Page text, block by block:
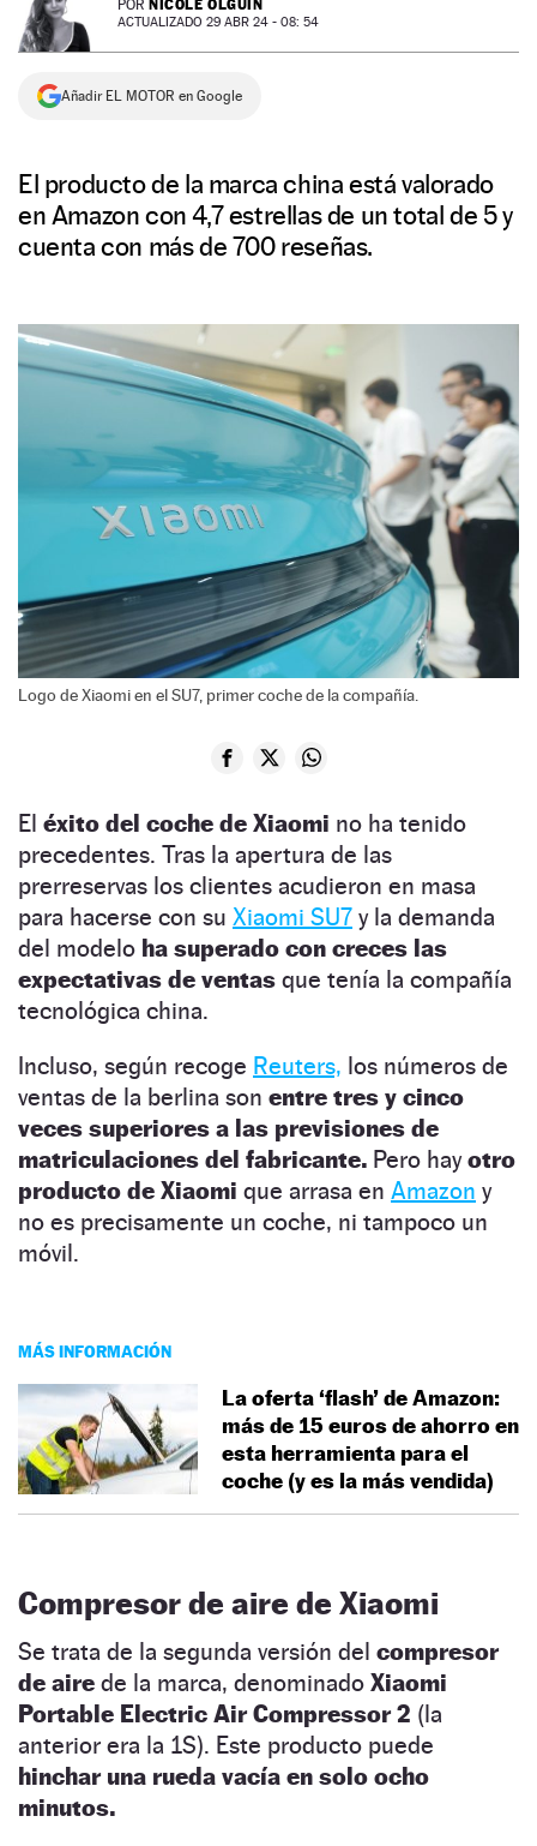
NEWSLETTER
SÍGUENOS
POR NICOLE OLGUÍN
ACTUALIZADO 29 ABR 24 - 08: 54
Añadir EL MOTOR en Google
El producto de la marca china está valorado
en Amazon con 4,7 estrellas de un total de 5 y
cuenta con más de 700 reseñas.
Logo de Xiaomi en el SU7, primer coche de la compañía.
El éxito del coche de Xiaomi no ha tenido
precedentes. Tras la apertura de las
prerreservas los clientes acudieron en masa
para hacerse con su Xiaomi SU7 y la demanda
del modelo ha superado con creces las
expectativas de ventas que tenía la compañía
tecnológica china.
Incluso, según recoge Reuters, los números de
ventas de la berlina son entre tres y cinco
veces superiores a las previsiones de
matriculaciones del fabricante. Pero hayotro
producto de Xiaomi que arrasa en Amazon y
no es precisamente un coche, ni tampoco un
móvil.
MÁS INFORMACIÓN
La oferta ‘flash’ de Amazon:
más de 15 euros de ahorro en
esta herramienta para el
coche (y es la más vendida)
Compresor de aire de Xiaomi
Se trata de la segunda versión del compresor
de aire de la marca, denominado Xiaomi
Portable Electric Air Compressor 2 (la
anterior era la 1S). Este producto puede
hinchar una rueda vacía en solo ocho
minutos.